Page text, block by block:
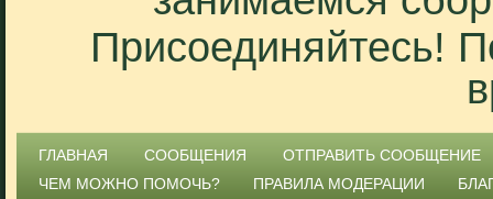
Присоединяйтесь!
ГЛАВНАЯ СООБЩЕНИЯ
ОТПРАВИТЬ СООБЩЕНИЕ
ЧЕМ МОЖНО ПОМОЧЬ?
ПРАВИЛА МОДЕРАЦИИ